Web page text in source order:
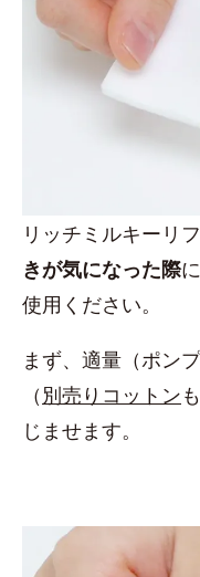
リッチミルキーリ
きが気になった際に
使用ください。
まず、適量（ポン
（ 別売りコットン
じませます。